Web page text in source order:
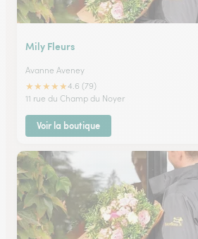
Mily Fleurs
Avanne Aveney
★★★★★4.6 (79)
11 rue du Champ du Noyer
Voir la boutique